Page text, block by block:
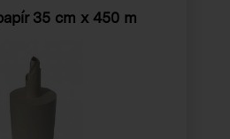
35 cm x 450 m